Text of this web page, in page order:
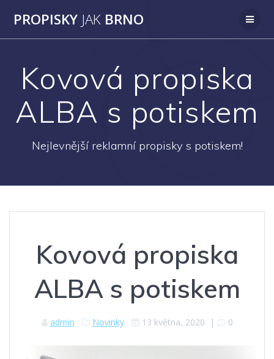
na
PROPISKY JAK BRNO
Kovová propiska
ALBA s potiskem
Nejlevnější reklamní propisky s potiskem!
Kovová propiska
ALBA s potiskem
admin Novinky 13 května, 2020 | 0